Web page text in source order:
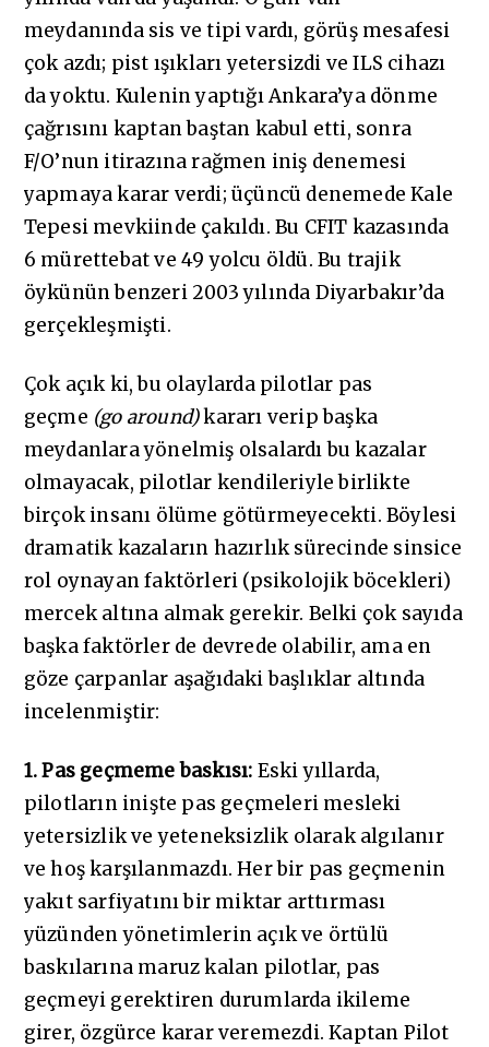
meydanında sis ve tipi vardı, görüş mesafesi
çok azdı; pist ışıkları yetersizdi ve ILS cihazı
da yoktu. Kulenin yaptığı Ankara’ya dönme
çağrısını kaptan baştan kabul etti, sonra
F/O’nun itirazına rağmen iniş denemesi
yapmaya karar verdi; üçüncü denemede Kale
Tepesi mevkiinde çakıldı. Bu CFIT kazasında
6 mürettebat ve 49 yolcu öldü. Bu trajik
öykünün benzeri 2003 yılında Diyarbakır’da
gerçekleşmişti.
Çok açık ki, bu olaylarda pilotlar pas
geçme (go around)kararı verip başka
meydanlara yönelmiş olsalardı bu kazalar
olmayacak, pilotlar kendileriyle birlikte
birçok insanı ölüme götürmeyecekti. Böylesi
dramatik kazaların hazırlık sürecinde sinsice
rol oynayan faktörleri (psikolojik böcekleri)
mercek altına almak gerekir. Belki çok sayıda
başka faktörler de devrede olabilir, ama en
göze çarpanlar aşağıdaki başlıklar altında
incelenmiştir:
1. Pas geçmeme baskısı: Eski yıllarda,
pilotların inişte pas geçmeleri mesleki
yetersizlik ve yeteneksizlik olarak algılanır
ve hoş karşılanmazdı. Her bir pas geçmenin
yakıt sarfiyatını bir miktar arttırması
yüzünden yönetimlerin açık ve örtülü
baskılarına maruz kalan pilotlar, pas
geçmeyi gerektiren durumlarda ikileme
girer, özgürce karar veremezdi. Kaptan Pilot